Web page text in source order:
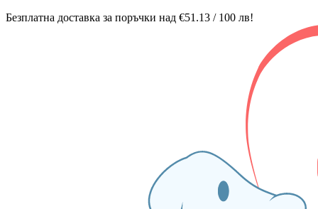
Безплатна доставка за поръчки над €51.13 / 100 лв!